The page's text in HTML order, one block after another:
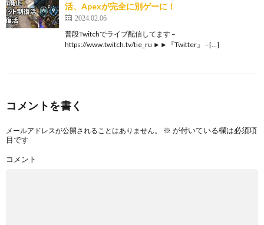
活、Apexが完全に別ゲーに！
2024.02.06
普段Twitchでライブ配信してます –
https://www.twitch.tv/tie_ru ►►『Twitter』 –[…]
コメントを書く
メールアドレスが公開されることはありません。 ※ が付いている欄は必須項
目です
コメント